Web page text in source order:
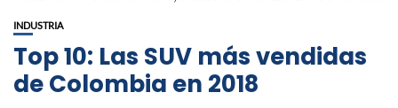
INDUSTRIA
Top 10: Las SUV más vendidas
de Colombia en 2018